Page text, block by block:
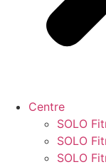
Centre
SOLO
SOLO
SOLO